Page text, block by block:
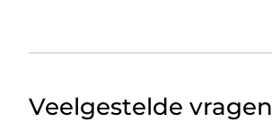
Veelgestelde vragen